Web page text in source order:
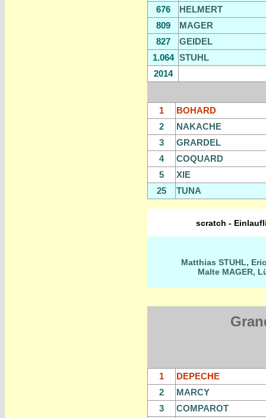
676
HELMERT
809
MAGER
827
GEIDEL
1.064 STUHL
2014
1
BOHARD
2
NAKACHE
3
GRARDEL
4
COQUARD
5
XIE
25
TUNA
scratch -
Matthias STUHL,
Malte MAGER,
1
DEPECHE
2
MARCY
3
COMPAROT